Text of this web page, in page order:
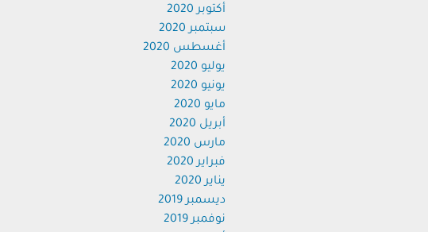
أكتوبر 2020
سبتمبر 2020
أغسطس 2020
يوليو 2020
يونيو 2020
مايو 2020
أبريل 2020
مارس 2020
فبراير 2020
يناير 2020
ديسمبر 2019
نوفمبر 2019